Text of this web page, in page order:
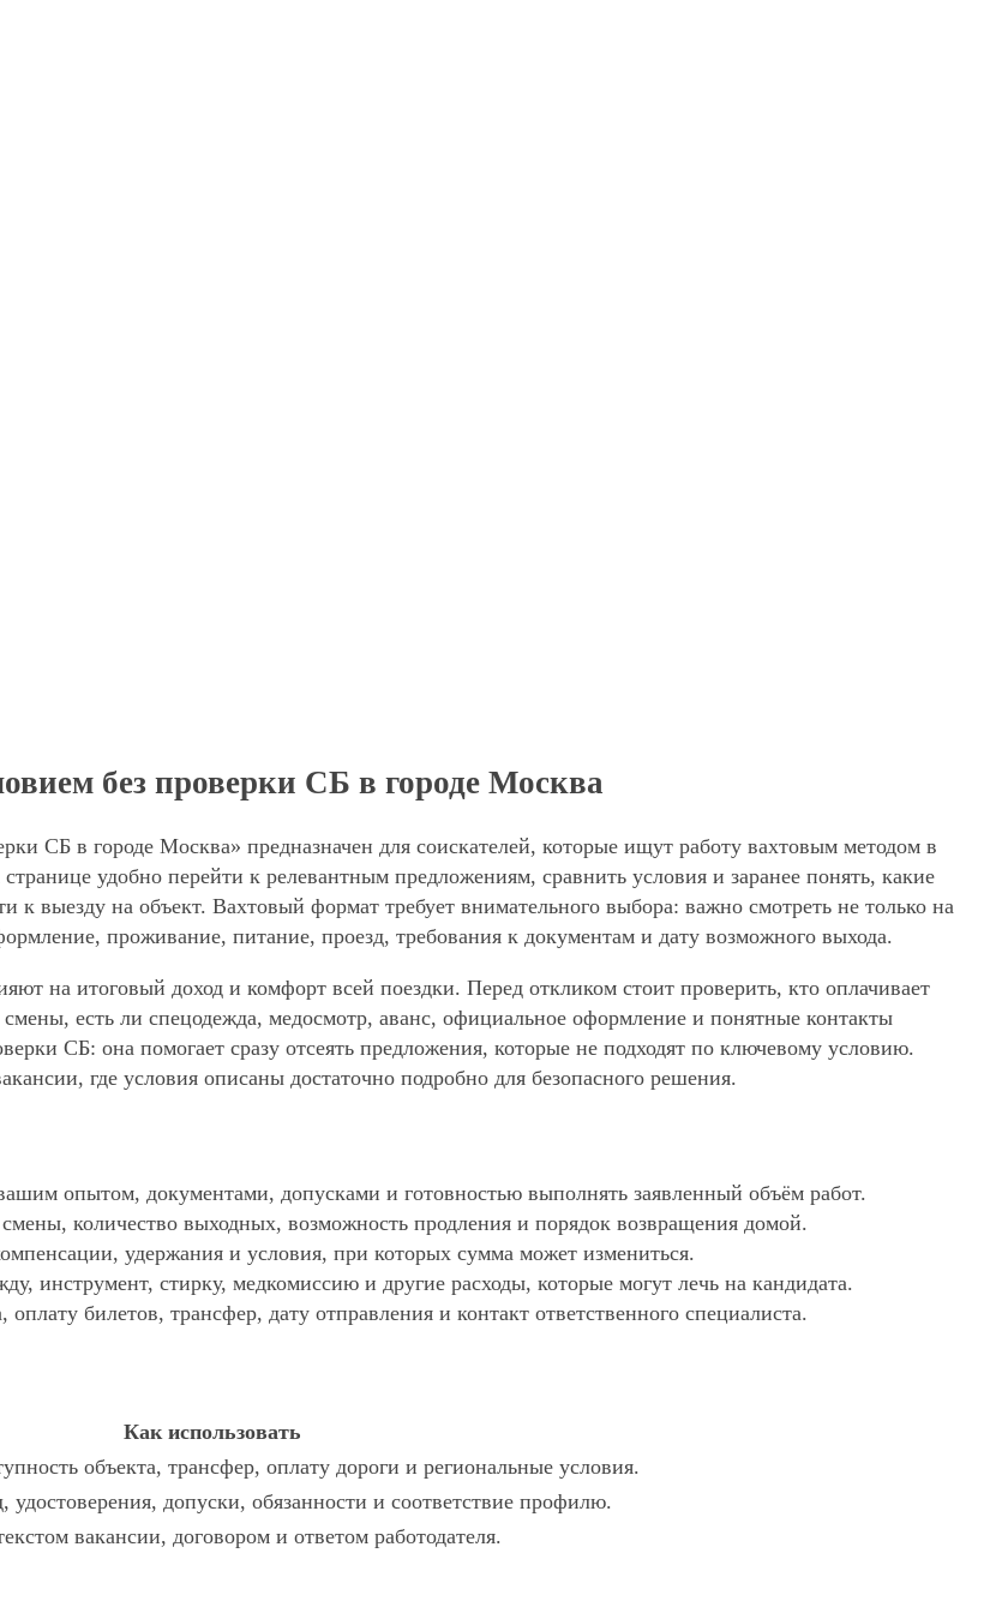
без проверки СБ в городе Москва
СБ в городе Москва» предназначен для соискателей, которые ищут работу вахтовым методом в
удобно перейти к релевантным предложениям, сравнить условия и заранее понять, какие
к выезду на объект. Вахтовый формат требует внимательного выбора: важно смотреть не только на
проживание, питание, проезд, требования к документам и дату возможного выхода.
на итоговый доход и комфорт всей поездки. Перед откликом стоит проверить, кто оплачивает
есть ли спецодежда, медосмотр, аванс, официальное оформление и понятные контакты
СБ: она помогает сразу отсеять предложения, которые не подходят по ключевому условию.
где условия описаны достаточно подробно для безопасного решения.
опытом, документами, допусками и готовностью выполнять заявленный объём работ.
количество выходных, возможность продления и порядок возвращения домой.
удержания и условия, при которых сумма может измениться.
инструмент, стирку, медкомиссию и другие расходы, которые могут лечь на кандидата.
билетов, трансфер, дату отправления и контакт ответственного специалиста.
Как использовать
объекта, трансфер, оплату дороги и региональные условия.
удостоверения, допуски, обязанности и соответствие профилю.
вакансии, договором и ответом работодателя.